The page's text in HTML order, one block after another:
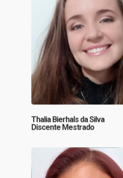
Thalia Bierhals da Silva
Discente Mestrado